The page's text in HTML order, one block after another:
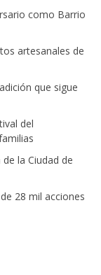
como Barrio
artesanales de
que sigue
del
de la Ciudad de
28 mil acciones